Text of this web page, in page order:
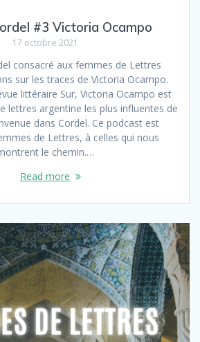
#3 Victoria Ocampo
17 octobre 2021
consacré aux femmes de Lettres
sur les traces de Victoria Ocampo.
littéraire Sur, Victoria Ocampo est
lettres argentine les plus influentes de
dans Cordel. Ce podcast est
de Lettres, à celles qui nous
le chemin.…
Read more